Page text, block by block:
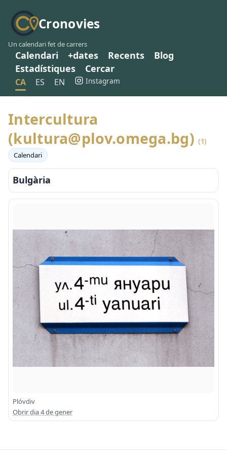
Cronovies
Un calendari fet de carrers
Calendari +dates Recents
Blog
Estadístiques
Cercar
CA ES EN Instagram
Intercultura
(kultura@plov.omega.bg)(1)
Calendari
Bulgària
Plóvdiv
Obrir dia 4 de gener